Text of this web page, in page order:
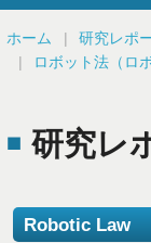
ホーム
法律相談
顧問弁護士のご案内
ホーム
研究レポ
ロボット法（ロ
研究レ
Robotic Law